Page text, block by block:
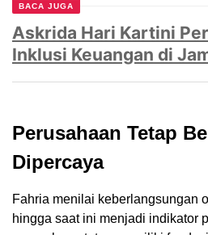
BACA JUGA
Askrida Hari Kartini
Inklusi Keuangan di
Perusahaan Tetap
Dipercaya
Fahria menilai keberlangsungan
hingga saat ini menjadi indikator